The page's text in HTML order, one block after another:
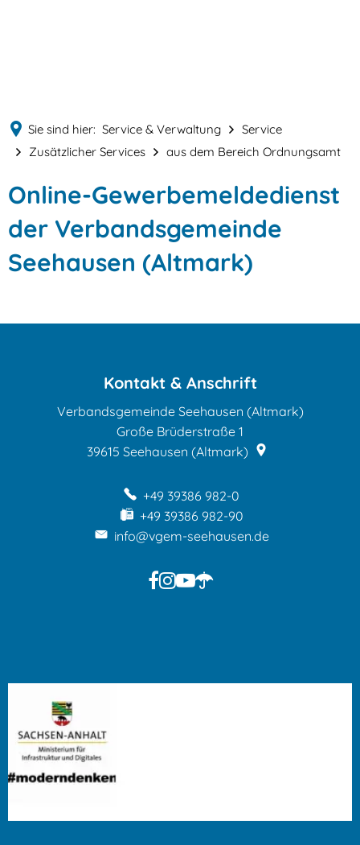
Sie sind hier: Service & Verwaltung
Service
Zusätzlicher Services
aus dem Bereich Ordnungsamt
aus
dem
Bereich
Online-Gewerbemeldedienst
der Verbandsgemeinde
Seehausen (Altmark)
Kontakt & Anschrift
Verbandsgemeinde Seehausen (Altmark)
Große Brüderstraße 1
39615 Seehausen (Altmark)
+49 39386 982-0
+49 39386 982-90
info@vgem-seehausen.de